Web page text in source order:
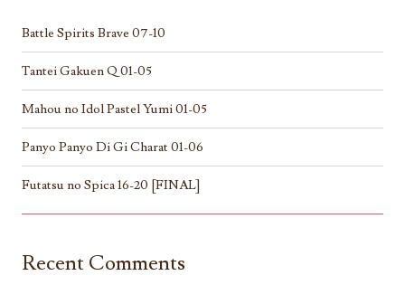
Battle Spirits Brave 07-10
Tantei Gakuen Q 01-05
Mahou no Idol Pastel Yumi 01-05
Panyo Panyo Di Gi Charat 01-06
Futatsu no Spica 16-20 [FINAL]
Recent Comments